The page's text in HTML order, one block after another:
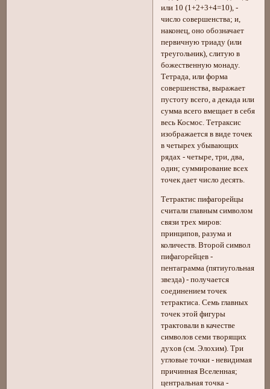
или 10 (1+2+3+4=10), -
число совершенства; и,
наконец, оно обозначает
первичную триаду (или
треугольник), слитую в
божественную монаду.
Тетрада, или форма
совершенства, выражает
пустоту всего, а декада или
сумма всего вмещает в себя
весь Космос. Тетраксис
изображается в виде точек
в четырех убывающих
рядах - четыре, три, два,
один; суммирование всех
точек дает число десять.
Тетрактис пифагорейцы
считали главным символом
связи трех миров:
принципов, разума и
количеств. Второй символ
пифагорейцев -
пентаграмма (пятиугольная
звезда) - получается
соединением точек
тетрактиса. Семь главных
точек этой фигуры
трактовали в качестве
символов семи творящих
духов (см. Элохим). Три
угловые точки - невидимая
причинная Вселенная;
центральная точка -